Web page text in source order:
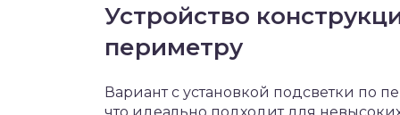
Устройство
периметру
Вариант с установкой подсветки по
что идеально подходит для